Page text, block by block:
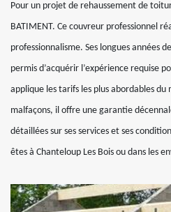
Pour un projet de rehaussement de
BATIMENT. Ce couvreur professionnel
professionnalisme. Ses longues années
permis d’acquérir l’expérience requise
applique les tarifs les plus abordables du
malfaçons, il offre une garantie
détaillées sur ses services et ses
êtes à Chanteloup Les Bois ou dans les